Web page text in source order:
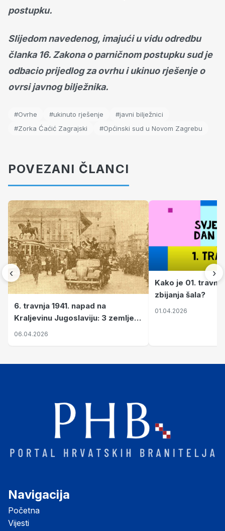
postupku.
Slijedom navedenog, imajući u vidu odredbu
članka 16. Zakona o parničnom postupku sud je
odbacio prijedlog za ovrhu i ukinuo rješenje o
ovrsi javnog bilježnika.
#Ovrhe #ukinuto rješenje
#javni bilježnici
#Zorka Ćaćić Zagrajski
#Općinski sud u Novom Zagrebu
POVEZANI ČLANCI
‹
6. travnja 1941. napad na
Kraljevinu Jugoslaviju: 3 zemlje
nastale njenim raspadom
06.04.2026
Kako je 01.
zbijanja šala?
01.04.2026
›
Navigacija
Početna
Vijesti